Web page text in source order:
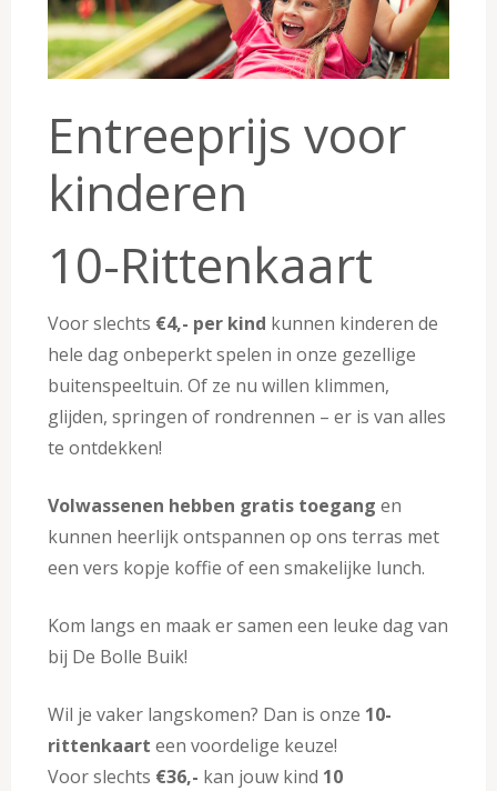
Entreeprijs voor
kinderen
10-Rittenkaart
Voor slechts €4,- per kind kunnen kinderen de
hele dag onbeperkt spelen in onze gezellige
buitenspeeltuin. Of ze nu willen klimmen,
glijden, springen of rondrennen – er is van alles
te ontdekken!
Volwassenen hebben gratis toegang en
kunnen heerlijk ontspannen op ons terras met
een vers kopje koffie of een smakelijke lunch.
Kom langs en maak er samen een leuke dag van
bij De Bolle Buik!
Wil je vaker langskomen? Dan is onze 10-
rittenkaart een voordelige keuze!
Voor slechts €36,- kan jouw kind 10